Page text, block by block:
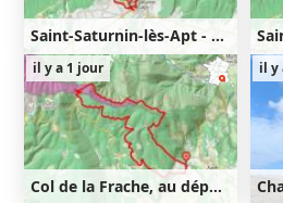
Saint-Saturnin-lès-Apt - Lourète - Redony
9km
350m 350m
il y a 1 jour
Col de la Frache, au départ d'Aurel
il y